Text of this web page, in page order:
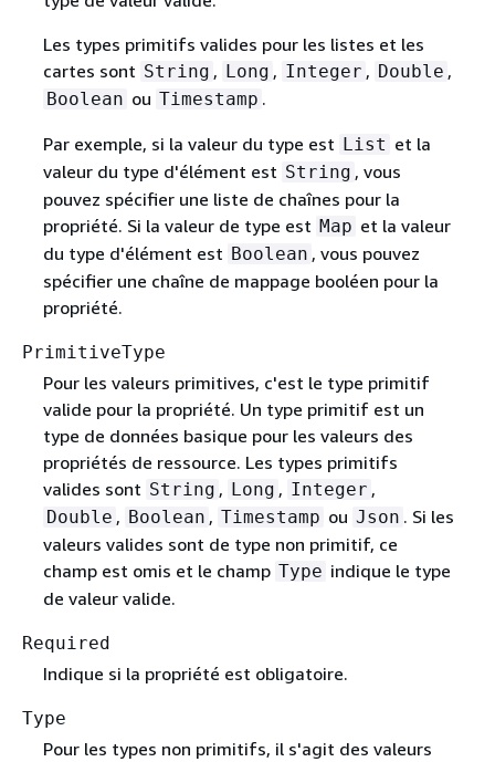
Les types primitifs valides pour les listes et les
cartes sont String , Long , Integer , Double ,
Boolean ou Timestamp .
Par exemple, si la valeur du type est List et la
valeur du type d'élément est String , vous
pouvez spécifier une liste de chaînes pour la
propriété. Si la valeur de type est Map et la valeur
du type d'élément est Boolean , vous pouvez
spécifier une chaîne de mappage booléen pour la
propriété.
PrimitiveType
Pour les valeurs primitives, c'est le type primitif
valide pour la propriété. Un type primitif est un
type de données basique pour les valeurs des
propriétés de ressource. Les types primitifs
valides sont String , Long , Integer ,
Double , Boolean , Timestamp ou Json . Si les
valeurs valides sont de type non primitif, ce
champ est omis et le champ Type indique le type
de valeur valide.
Required
Indique si la propriété est obligatoire.
Type
Pour les types non primitifs, il s'agit des valeurs